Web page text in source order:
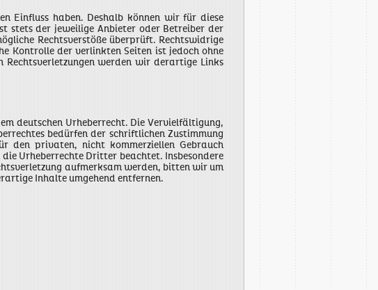
Einfluss haben. Deshalb können wir für diese
stets der jeweilige Anbieter oder Betreiber der
Rechtsverstöße überprüft. Rechtswidrige
Kontrolle der verlinkten Seiten ist jedoch ohne
Rechtsverletzungen werden wir derartige Links
deutschen Urheberrecht. Die Vervielfältigung,
bedürfen der schriftlichen Zustimmung
den privaten, nicht kommerziellen Gebrauch
Urheberrechte Dritter beachtet. Insbesondere
aufmerksam werden, bitten wir um
Inhalte umgehend entfernen.